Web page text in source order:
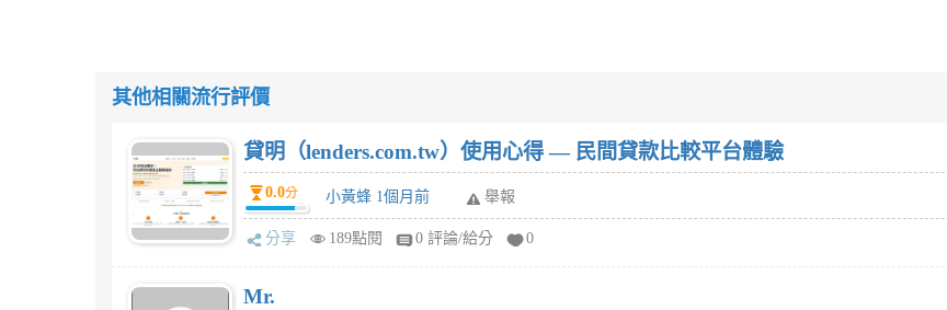
其他相關流行評價
貸明（lenders.com.tw）使用心得 — 民間貸款比較平台體驗
0.0分 小黃蜂 1個月前 舉報
分享 189點閱 0 評論/給分 0
Mr.